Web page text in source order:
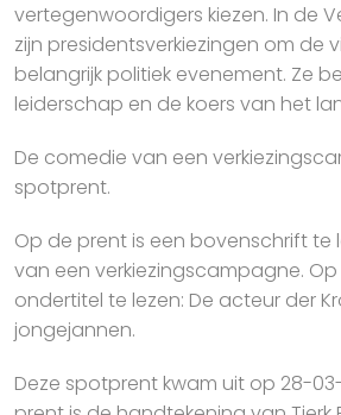
vertegenwoordigers kiezen. In de
zijn presidentsverkiezingen om de
belangrijk politiek evenement. Ze
leiderschap en de koers van het
De comedie van een
spotprent.
Op de prent is een bovenschrift te
van een verkiezingscampagne.
ondertitel te lezen: De acteur der
jongejannen.
Deze spotprent kwam uit op 28-